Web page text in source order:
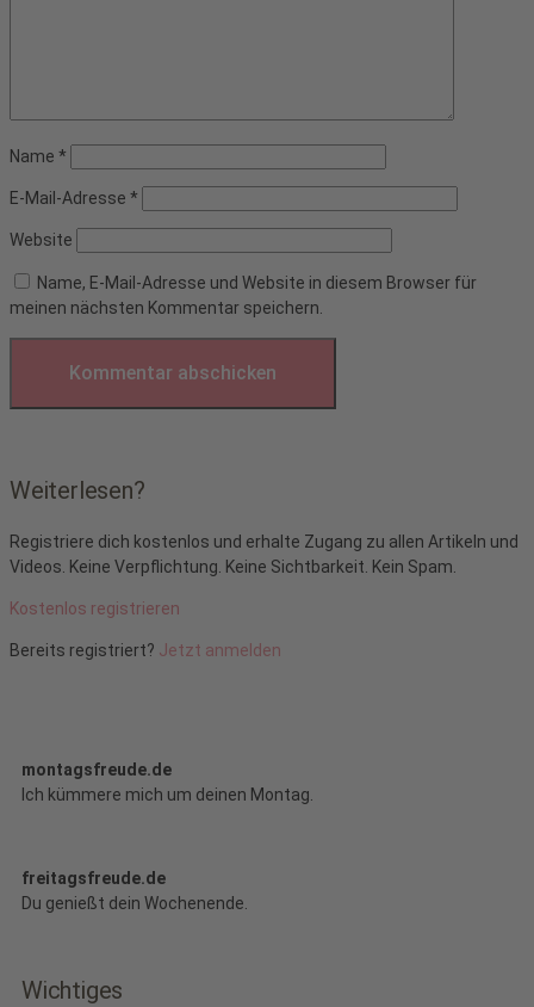
Name *
E-Mail-Adresse *
Website
Name, E-Mail-Adresse und Website in diesem Browser für
meinen nächsten Kommentar speichern.
Weiterlesen?
Registriere dich kostenlos und erhalte Zugang zu allen Artikeln und
Videos. Keine Verpflichtung. Keine Sichtbarkeit. Kein Spam.
Kostenlos registrieren
Bereits registriert? Jetzt anmelden
montagsfreude.de
Ich kümmere mich um deinen Montag.
freitagsfreude.de
Du genießt dein Wochenende.
Wichtiges